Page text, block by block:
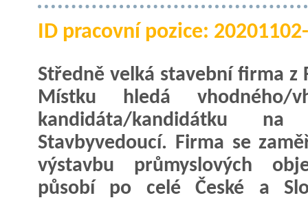
ID pracovní pozice:
Středně velká stavební firma z
Místku hledá vhodného/
kandidáta/kandidátku na
Stavbyvedoucí. Firma se
výstavbu průmyslových
působí po celé České a